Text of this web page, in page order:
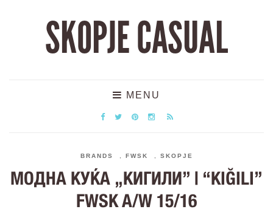
SKOPJE CASUAL
MENU
BRANDS FWSK SKOPJE
МОДНА КУЌА „КИГИЛИ” | “KIĞILI”
FWSK A/W 15/16